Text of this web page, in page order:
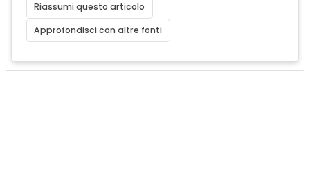
Riassumi questo articolo
Approfondisci con altre fonti